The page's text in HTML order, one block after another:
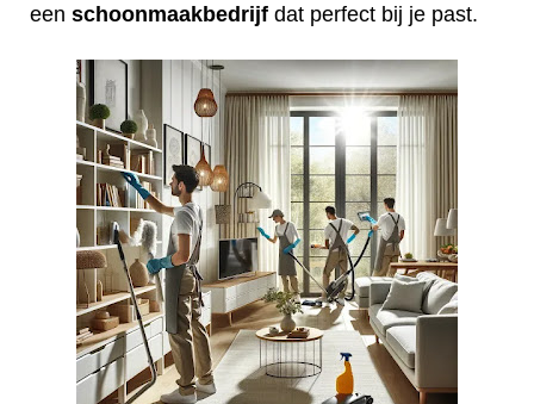
een schoonmaakbedrijf dat perfect bij je past.